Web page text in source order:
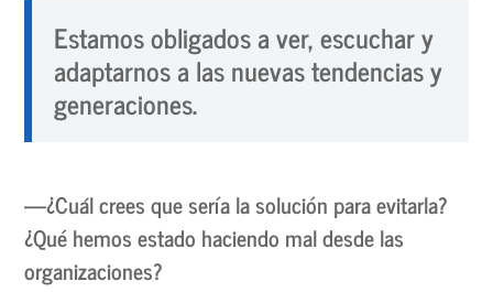
Estamos obligados a ver, escuchar y
adaptarnos a las nuevas tendencias y
generaciones.
—¿Cuál crees que sería la solución para evitarla?
¿Qué hemos estado haciendo mal desde las
organizaciones?